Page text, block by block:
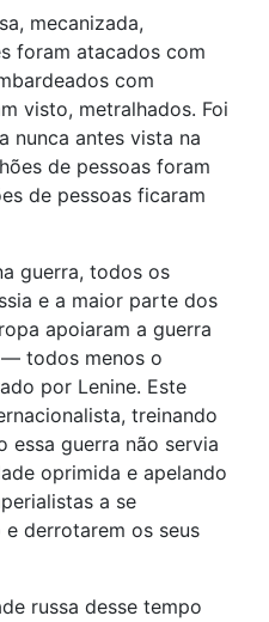
mecanizada,
foram atacados com
com
visto, metralhados. Foi
nunca antes vista na
de pessoas foram
de pessoas ficaram
guerra, todos os
e a maior parte dos
apoiaram a guerra
todos menos o
por Lenine. Este
treinando
essa guerra não servia
oprimida e apelando
a se
derrotarem os seus
russa desse tempo